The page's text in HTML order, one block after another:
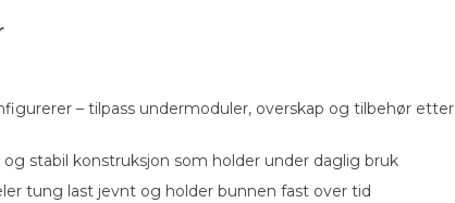
– tilpass undermoduler, overskap og tilbehør etter
stabil konstruksjon som holder under daglig bruk
tung last jevnt og holder bunnen fast over tid